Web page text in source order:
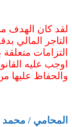
لقد كان الهدف
التاجر المالي
التزامات
اوجب عليه
والحفاظ عليها
المحامي /